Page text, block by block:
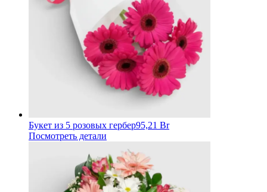
Букет из 5 розовых гербер95,21 Br
Посмотреть детали